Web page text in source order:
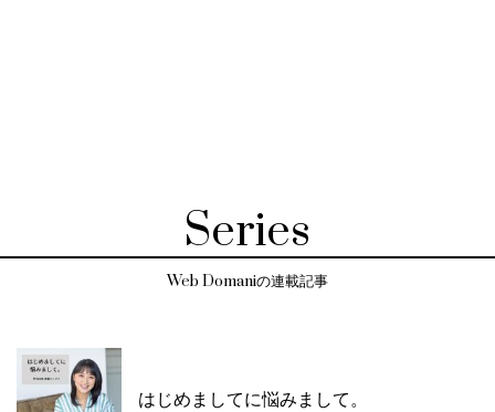
Series
Web Domaniの連載記事
はじめましてに悩みまして。